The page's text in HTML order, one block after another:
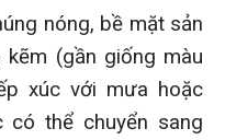
nóng, bề mặt sản
(gần giống màu
xúc với mưa hoặc
có thể chuyển sang